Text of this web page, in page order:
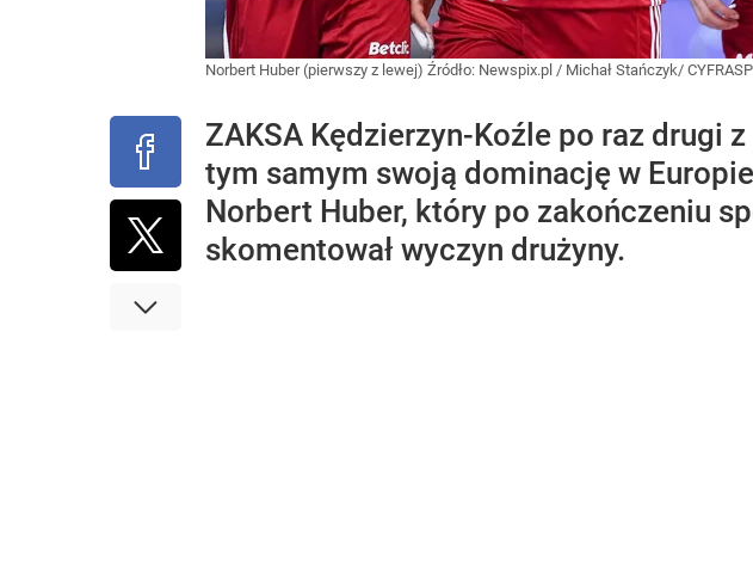
Norbert Huber (pierwszy z lewej) Źródło: Newspix.pl / Michał Stańczyk/
ZAKSA Kędzierzyn-Koźle po raz drugi
tym samym swoją dominację w
Norbert Huber, który po zakończeniu
skomentował wyczyn drużyny.